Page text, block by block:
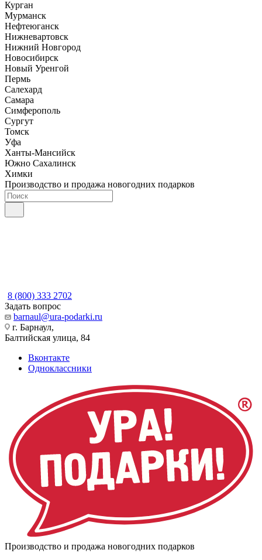
Курган
Мурманск
Нефтеюганск
Нижневартовск
Нижний Новгород
Новосибирск
Новый Уренгой
Пермь
Салехард
Самара
Симферополь
Сургут
Томск
Уфа
Ханты-Мансийск
Южно Сахалинск
Химки
Производство и продажа новогодних подарков
8 (800) 333 2702
Задать вопрос
barnaul@ura-podarki.ru
г. Барнаул,
Балтийская улица, 84
Вконтакте
Одноклассники
Производство и продажа новогодних подарков